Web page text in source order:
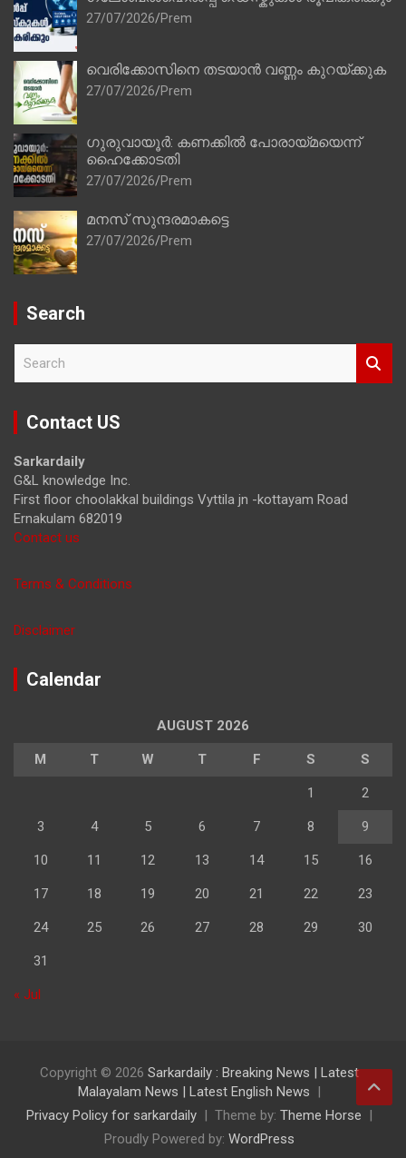
27/07/2026 Prem
വെരിക്കോസിനെ തടയാൻ വണ്ണം കുറയ്ക്കുക
27/07/2026 Prem
ഗുരുവായൂർ: കണക്കിൽ പോരായ്മയെന്ന്
ഹൈക്കോടതി
27/07/2026 Prem
മനസ് സുന്ദരമാകട്ടെ
27/07/2026 Prem
Search
r
Contact US
Sarkardaily
G&L knowledge Inc.
First floor choolakkal buildings Vyttila jn -kottayam Road
Ernakulam 682019
Contact us
Terms & Conditions
Disclaimer
Calendar
AUGUST 2026
M T W T F S S
1 2
3 4 5 6 7 8 9
10 11 12 13 14 15 16
17 18 19 20 21 22 23
24 25 26 27 28 29 30
31
« Jul
Copyright © 2026 Sarkardaily : Breaking News | Latest
Malayalam News | Latest English News
Privacy Policy for sarkardaily
Theme by: Theme Horse
Proudly Powered by: WordPress